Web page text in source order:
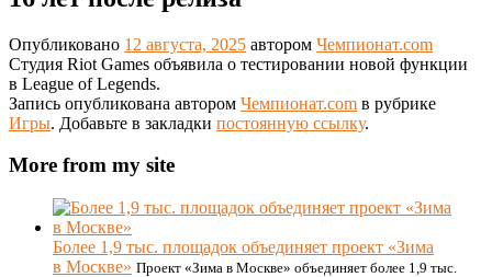
Опубликовано 12 августа, 2025 автором Чемпионат.com
Студия Riot Games объявила о тестировании новой функции
в League of Legends.
Запись опубликована автором Чемпионат.com в рубрике
Игры. Добавьте в закладки постоянную ссылку.
More from my site
Более 1,9 тыс. площадок объединяет проект «Зима
в Москве» Проект «Зима в Москве» объединяет более 1,9 тыс.